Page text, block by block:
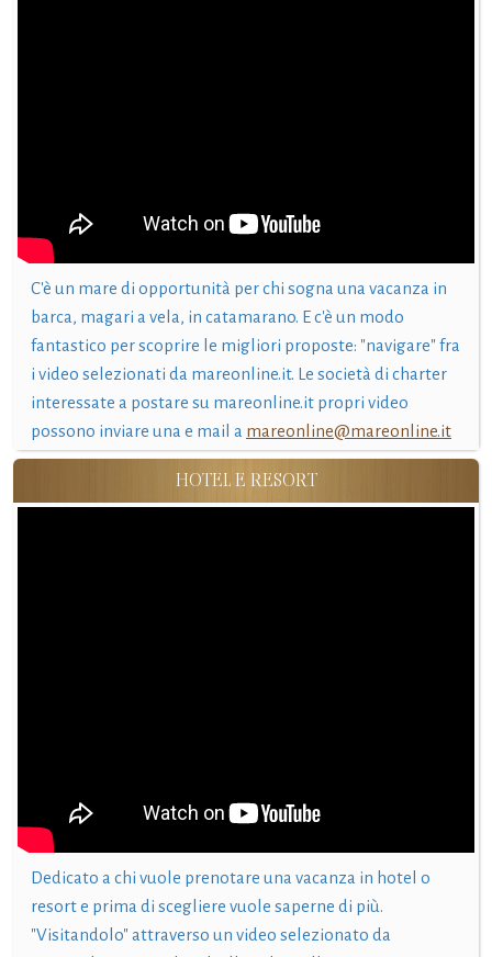
C'è un mare di opportunità per chi sogna una vacanza in
barca, magari a vela, in catamarano. E c'è un modo
fantastico per scoprire le migliori proposte: "navigare" fra
i video selezionati da mareonline.it. Le società di charter
interessate a postare su mareonline.it propri video
possono inviare una e mail a mareonline@mareonline.it
HOTEL E RESORT
Dedicato a chi vuole prenotare una vacanza in hotel o
resort e prima di scegliere vuole saperne di più.
"Visitandolo" attraverso un video selezionato da